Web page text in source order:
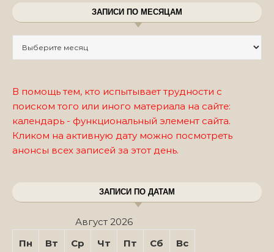
ЗАПИСИ ПО МЕСЯЦАМ
В помощь тем, кто испытывает трудности с
поиском того или иного материала на сайте:
календарь - функциональный элемент сайта.
Кликом на активную дату можно посмотреть
анонсы всех записей за этот день.
ЗАПИСИ ПО ДАТАМ
Август 2026
Пн
Вт Ср Чт Пт Сб Вс